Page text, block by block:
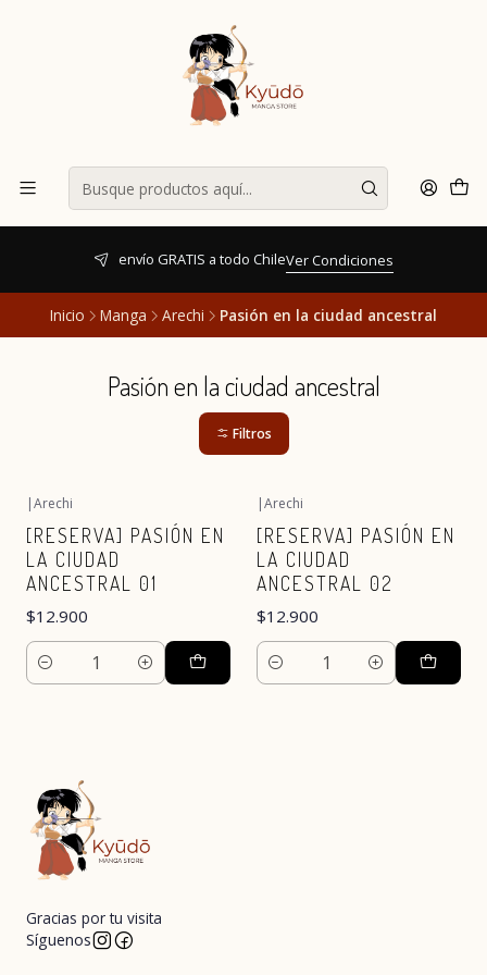
envío GRATIS a todo ChileVer Condiciones
Inicio Manga Arechi Pasión en la ciudad ancestral
Pasión en la ciudad ancestral
Filtros
|Arechi
[RESERVA] PASIÓN EN
LA CIUDAD
ANCESTRAL 01
$12.900
Cantidad
|Arechi
[RESERVA] PASIÓN EN
LA CIUDAD
ANCESTRAL 02
$12.900
Cantidad
Gracias por tu visita
Síguenos